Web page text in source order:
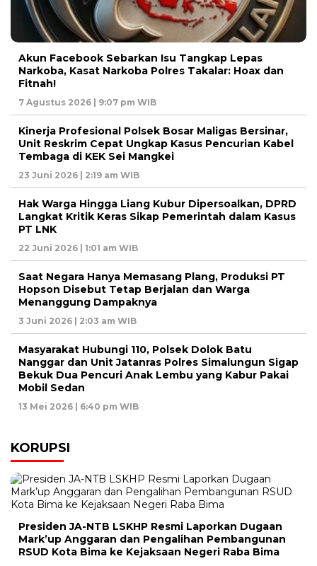
Akun Facebook Sebarkan Isu Tangkap Lepas
Narkoba, Kasat Narkoba Polres Takalar: Hoax dan
Fitnah!
7 Agustus 2026 | 9:07 pm WIB
Kinerja Profesional Polsek Bosar Maligas Bersinar,
Unit Reskrim Cepat Ungkap Kasus Pencurian Kabel
Tembaga di KEK Sei Mangkei
23 Juni 2026 | 2:19 am WIB
Hak Warga Hingga Liang Kubur Dipersoalkan, DPRD
Langkat Kritik Keras Sikap Pemerintah dalam Kasus
PT LNK
22 Juni 2026 | 1:01 am WIB
Saat Negara Hanya Memasang Plang, Produksi PT
Hopson Disebut Tetap Berjalan dan Warga
Menanggung Dampaknya
3 Juni 2026 | 2:03 am WIB
Masyarakat Hubungi 110, Polsek Dolok Batu
Nanggar dan Unit Jatanras Polres Simalungun Sigap
Bekuk Dua Pencuri Anak Lembu yang Kabur Pakai
Mobil Sedan
13 Mei 2026 | 6:40 pm WIB
KORUPSI
Presiden JA-NTB LSKHP Resmi Laporkan Dugaan
Mark’up Anggaran dan Pengalihan Pembangunan
RSUD Kota Bima ke Kejaksaan Negeri Raba Bima